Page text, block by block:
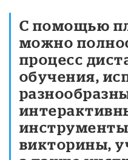
С помощью
можно
процесс
обучения,
викторины,